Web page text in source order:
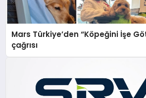
Mars Türkiye’den “Köpeğini İşe
çağrısı